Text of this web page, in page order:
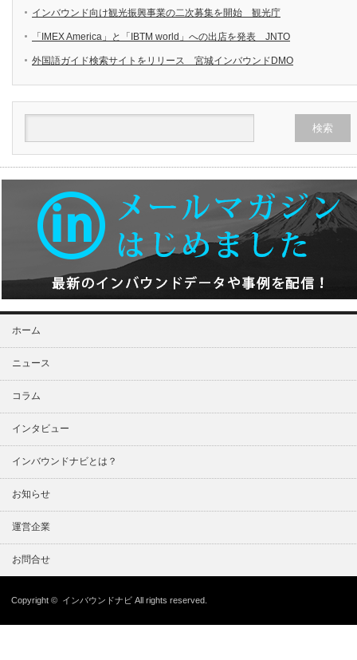
インバウンド向け観光振興事業の二次募集を開始 観光庁
「IMEX America」と「IBTM world」への出店を発表 JNTO
外国語ガイド検索サイトをリリース 宮城インバウンドDMO
ホーム
ニュース
コラム
インタビュー
インバウンドナビとは？
お知らせ
運営企業
お問合せ
Copyright © インバウンドナビ All rights reserved.